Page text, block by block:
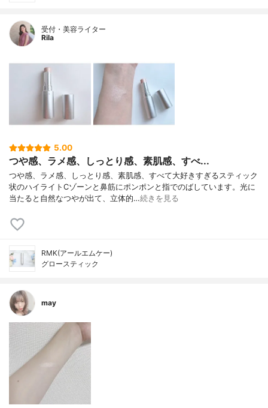
受付・美容ライター
Rila
5.00
つや感、ラメ感、しっとり感、素肌感、すべ...
つや感、ラメ感、しっとり感、素肌感、すべて大好きすぎるスティック
状のハイライトCゾーンと鼻筋にポンポンと指でのばしています。光に
当たると自然なつやが出て、立体的…続きを見る
RMK(アールエムケー)
グロースティック
may